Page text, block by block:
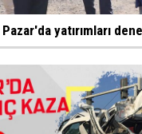
yatırımları